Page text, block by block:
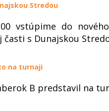
Stredou
vstúpime do
s Dunajskou
na turnaji
B predstavil na